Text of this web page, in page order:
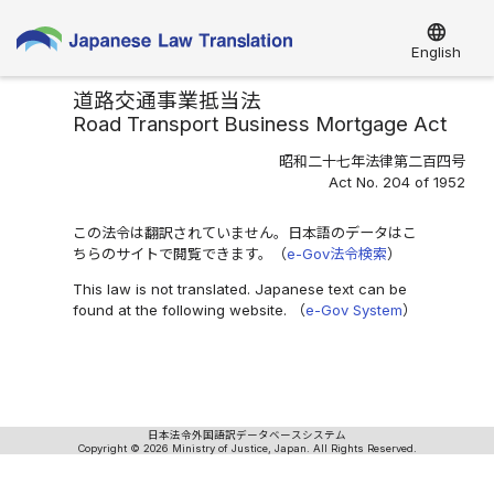
language
English
道路交通事業抵当法
Road Transport Business Mortgage Act
昭和二十七年法律第二百四号
Act No. 204 of 1952
この法令は翻訳されていません。日本語のデータはこ
ちらのサイトで閲覧できます。（e-Gov法令検索）
This law is not translated. Japanese text can be
found at the following website. （e-Gov System）
日本法令外国語訳データベースシステム
Copyright © 2026 Ministry of Justice, Japan. All Rights Reserved.